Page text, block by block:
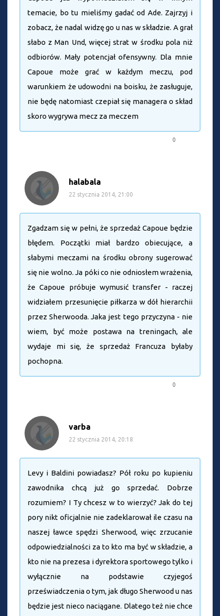
temacie, bo tu mieliśmy gadać od Ade. Zajrzyj i
zobacz, że nadal widzę go u nas w składzie. A grał
słabo z Man Und, więcej strat w środku pola niż
odbiorów. Mały potencjał ofensywny. Dla mnie
Capoue może grać w każdym meczu, pod
warunkiem że udowodni na boisku, że zasługuje,
nie będę natomiast czepiał się managera o skład
skoro wygrywa mecz za meczem
0
halabala
22 stycznia 2014, 21:00
Zgadzam się w pełni, że sprzedaż Capoue będzie
błędem. Początki miał bardzo obiecujące, a
słabymi meczami na środku obrony sugerować
się nie wolno. Ja póki co nie odniosłem wrażenia,
że Capoue próbuje wymusić transfer - raczej
widziałem przesunięcie piłkarza w dół hierarchii
przez Sherwooda. Jaka jest tego przyczyna - nie
wiem, być może postawa na treningach, ale
wydaje mi się, że sprzedaż Francuza byłaby
pochopna.
0
varba
22 stycznia 2014, 20:18
Levy i Baldini powiadasz? Pół roku po kupieniu
zawodnika chcą już go sprzedać. Dobrze
rozumiem? I Ty chcesz w to wierzyć? Jak do tej
pory nikt oficjalnie nie zadeklarował ile czasu na
naszej ławce spędzi Sherwood, więc zrzucanie
odpowiedzialności za to kto ma być w składzie, a
kto nie na prezesa i dyrektora sportowego tylko i
wyłącznie na podstawie czyjegoś
przeświadczenia o tym, jak długo Sherwood u nas
będzie jest nieco naciągane. Dlatego też nie chce